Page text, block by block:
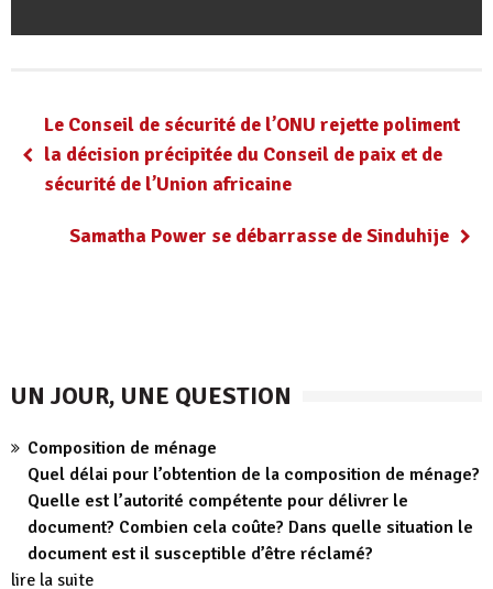
Le Conseil de sécurité de l’ONU rejette poliment
la décision précipitée du Conseil de paix et de
sécurité de l’Union africaine
Samatha Power se débarrasse de Sinduhije
UN JOUR, UNE QUESTION
Composition de ménage
Quel délai pour l’obtention de la composition de ménage?
Quelle est l’autorité compétente pour délivrer le
document? Combien cela coûte? Dans quelle situation le
document est il susceptible d’être réclamé?
lire la suite